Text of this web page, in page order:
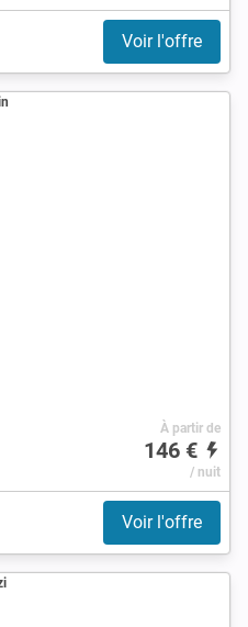
Voir l'offre
À partir de
146 €
/ nuit
Voir l'offre